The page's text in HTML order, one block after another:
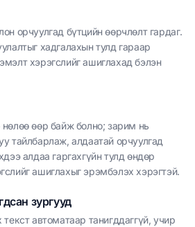
орчуулгад бүтцийн өөрчлөлт гардаг.
хадгалахын тулд гараар
хэрэгслийг ашиглахад бэлэн
нөлөө өөр байж болно; зарим нь
тайлбарлаж, алдаатай орчуулгад
алдаа гаргахгүйн тулд өндөр
ашиглахыг эрэмбэлэх хэрэгтэй.
зургууд
текст автоматаар танигддаггүй, учир